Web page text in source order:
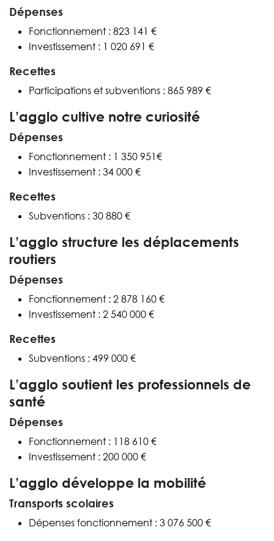
Dépenses
Fonctionnement : 823 141 €
Investissement : 1 020 691 €
Recettes
Participations et subventions : 865 989 €
L’agglo cultive notre curiosité
Dépenses
Fonctionnement : 1 350 951€
Investissement : 34 000 €
Recettes
Subventions : 30 880 €
L’agglo structure les déplacements
routiers
Dépenses
Fonctionnement : 2 878 160 €
Investissement : 2 540 000 €
Recettes
Subventions : 499 000 €
L’agglo soutient les professionnels de
santé
Dépenses
Fonctionnement : 118 610 €
Investissement : 200 000 €
L’agglo développe la mobilité
Transports scolaires
Dépenses fonctionnement : 3 076 500 €